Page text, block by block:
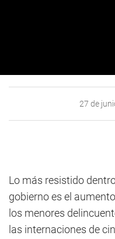
27 de
Lo más resistido
gobierno es el
los menores
las internaciones de